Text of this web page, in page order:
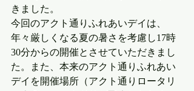
きました。
今回のアクト通りふれあいデイは、
年々厳しくなる夏の暑さを考慮し17時
30分からの開催とさせていただきまし
た。また、本来のアクト通りふれあい
デイを開催場所（アクト通りロータリ